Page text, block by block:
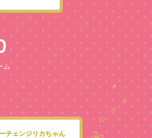
ム
チェンジリカちゃん